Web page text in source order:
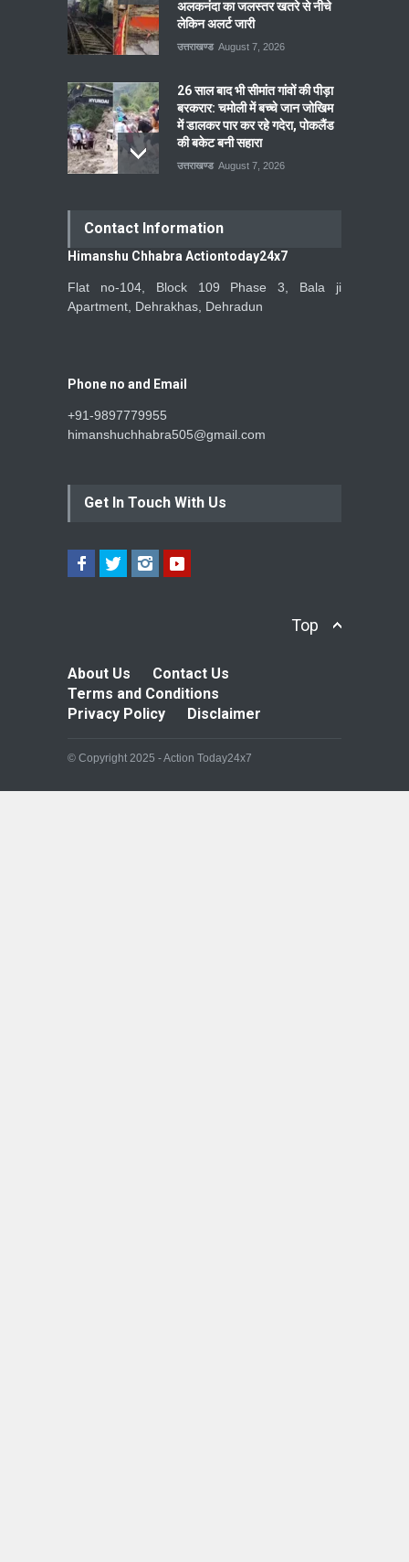
अलकनंदा का जलस्तर खतरे से नीचे
लेकिन अलर्ट जारी
उत्तराखण्ड August 7, 2026
26 साल बाद भी सीमांत गांवों की पीड़ा
बरकरार: चमोली में बच्चे जान जोखिम
में डालकर पार कर रहे गदेरा, पोकलैंड
की बकेट बनी सहारा
उत्तराखण्ड August 7, 2026
Contact Information
Himanshu Chhabra Actiontoday24x7
Flat no-104, Block 109 Phase 3, Bala ji
Apartment, Dehrakhas, Dehradun
Phone no and Email
+91-9897779955
himanshuchhabra505@gmail.com
Get In Touch With Us
Top
About Us
Contact Us
Terms and Conditions
Privacy Policy
Disclaimer
© Copyright 2025 - Action Today24x7